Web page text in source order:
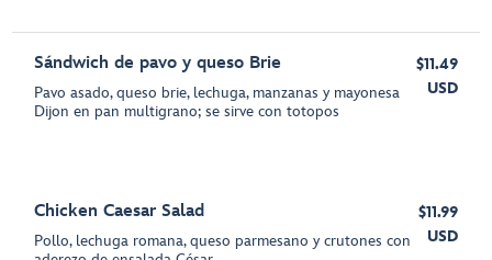
Sándwich de pavo y queso Brie
Pavo asado, queso brie, lechuga, manzanas y mayonesa
Dijon en pan multigrano; se sirve con totopos
$11.49
USD
Chicken Caesar Salad
Pollo, lechuga romana, queso parmesano y crutones con
$11.99
USD